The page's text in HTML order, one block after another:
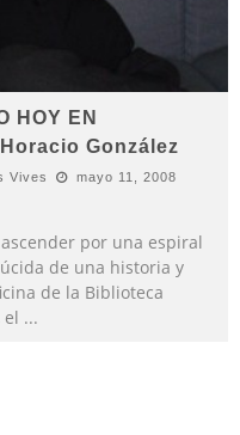
HOY EN
González
Vives mayo 11, 2008
por una espiral
de una historia y
de la Biblioteca
el ...